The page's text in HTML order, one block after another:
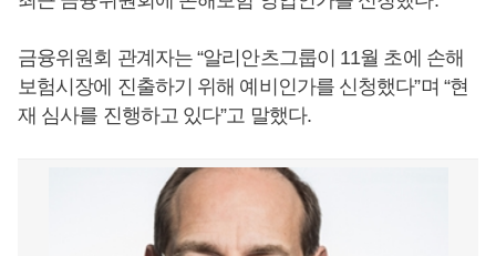
금융위원회 관계자는 “알리안츠그룹이 11월 초에 손해
보험시장에 진출하기 위해 예비인가를 신청했다”며 “현
재 심사를 진행하고 있다”고 말했다.